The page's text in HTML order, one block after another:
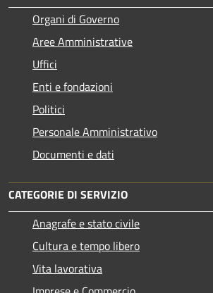
Organi di Governo
Aree Amministrative
Uffici
Enti e fondazioni
Politici
Personale Amministrativo
Documenti e dati
CATEGORIE DI SERVIZIO
Anagrafe e stato civile
Cultura e tempo libero
Vita lavorativa